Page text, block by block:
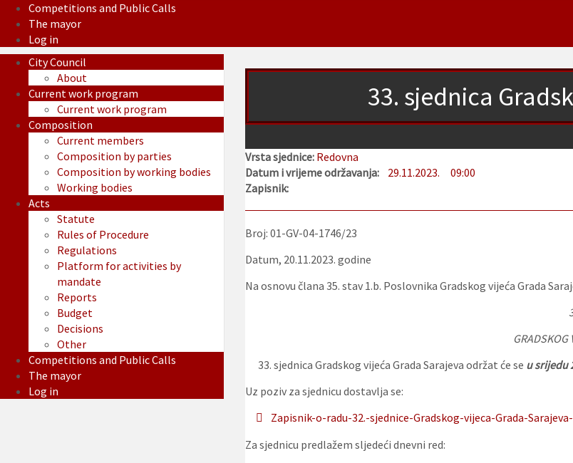
Competitions and Public Calls
The mayor
Log in
33. sjednica
Vrsta sjednice: Redovna
Datum i vrijeme održavanja:
29.11.2023.
09:00
Zapisnik:
Broj: 01-GV-04-1746/23
Datum, 20.11.2023. godine
Na osnovu člana 35. stav 1.b. Poslovnika Gradskog vijeća Grada
GRADSKOG
sjednica Gradskog vijeća Grada Sarajeva održat će se usrijedu
Uz poziv za sjednicu dostavlja se:
Zapisnik-o-radu-32.-sjednice-Gradskog-vijeca-Grada-
Za sjednicu predlažem sljedeći dnevni red:
City Council
About
Current work program
Current work program
Composition
Current members
Composition by parties
Composition by working bodies
Working bodies
Acts
Statute
Rules of Procedure
Regulations
Platform for activities by
mandate
Reports
Budget
Decisions
Other
Competitions and Public Calls
The mayor
Log in